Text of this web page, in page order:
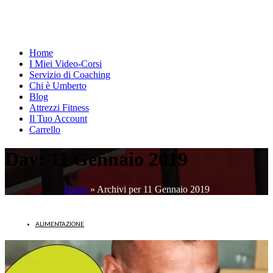
Home
I Miei Video-Corsi
Servizio di Coaching
Chi è Umberto
Blog
Attrezzi Fitness
Il Tuo Account
Carrello
Day: 11 Gennaio 2019
Home» Archivi per 11 Gennaio 2019
ALIMENTAZIONE